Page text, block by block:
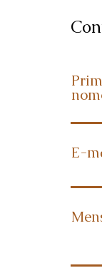
E-